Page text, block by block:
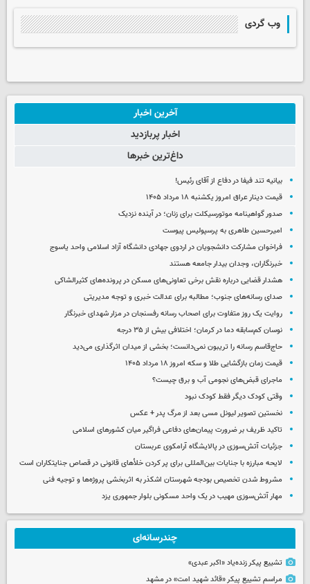
وب گردی
آخرین اخبار
اخبار پربازدید
داغ‌ترین خبرها
بیانیه تند فیفا در دفاع از آقای رئیس!
قیمت دینار عراق امروز یکشنبه ۱۸ مرداد ۱۴۰۵
صدور گواهینامه موتورسیکلت برای زنان؛ در آینده نزدیک
امیرحسین طاهری به پرسپولیس پیوست
فراخوان مشارکت دانشجویان در اردوی جهادی دانشگاه آزاد اسلامی واحد یاسوج
خبرنگاران، وجدان بیدار جامعه هستند
هشدار قضایی درباره نقش برخی تعاونی‌های مسکن در پرونده‌های کثیرالشاکی
صدای رسانه‌های جنوب؛ مطالبه برای عدالت خبری و توجه مدیریتی
روایت یک روز متفاوت برای اصحاب رسانه رفسنجان در مزار شهدای خبرنگار
نوسان کم‌سابقه دما در کرمان؛ اختلافی بیش از ۳۵ درجه
حاج‌قاسم رسانه را تریبون نمی‌دانست؛ بخشی از میدان اثرگذاری می‌دید
قیمت زمان بازگشایی طلا و سکه امروز ۱۸ مرداد ۱۴۰۵
ماجرای قبض‌های نجومی آب و برق چیست؟
وقتی کودک دیگر فقط کودک نبود
نخستین تصویر لیونل مسی بعد از مرگ پدر + عکس
تاکید ظریف بر ضرورت پیمان‌های دفاعی فراگیر میان کشورهای اسلامی
جزئیات آتش‌سوزی در پالایشگاه آرامکوی عربستان
لایحه مبارزه با جنایات بین‌المللی برای پر کردن خلأهای قانونی در قصاص جنایتکاران است
مشروط شدن تخصیص بودجه شهرستان اشکذر به اثربخشی پروژه‌ها و توجیه فنی
مهار آتش‌سوزی مهیب در یک واحد مسکونی بلوار جمهوری یزد
چندرسانه‌ای
تشییع پیکر زنده‌یاد «اکبر عبدی»
مراسم تشییع پیکر «قائد شهید امت» در مشهد